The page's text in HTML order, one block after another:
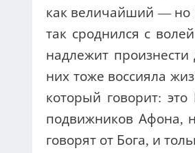
как величайший — но
так сроднился с
надлежит
них тоже воссияла
который говорит:
подвижников Афона,
говорят от Бога, и